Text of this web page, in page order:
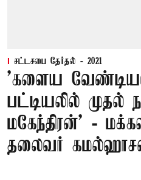
சட்டசபை தேர்தல் - 2021
'களைய
பட்டியலில் முதல்
மகேந்திரன்’ -
தலைவர்